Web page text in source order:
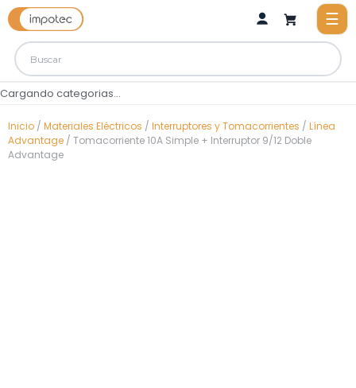
Cargando categorias...
Inicio / Materiales Eléctricos / Interruptores y Tomacorrientes / Línea
Advantage / Tomacorriente 10A Simple + Interruptor 9/12 Doble
Advantage